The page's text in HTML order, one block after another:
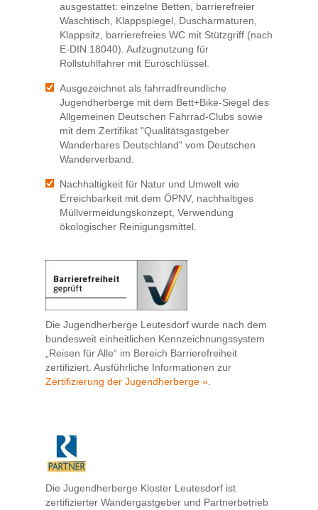
ausgestattet: einzelne Betten, barrierefreier
Waschtisch, Klappspiegel, Duscharmaturen,
Klappsitz, barrierefreies WC mit Stützgriff (nach
E-DIN 18040). Aufzugnutzung für
Rollstuhlfahrer mit Euroschlüssel.
Ausgezeichnet als fahrradfreundliche
Jugendherberge mit dem Bett+Bike-Siegel des
Allgemeinen Deutschen Fahrrad-Clubs sowie
mit dem Zertifikat "Qualitätsgastgeber
Wanderbares Deutschland" vom Deutschen
Wanderverband.
Nachhaltigkeit für Natur und Umwelt wie
Erreichbarkeit mit dem ÖPNV, nachhaltiges
Müllvermeidungskonzept, Verwendung
ökologischer Reinigungsmittel.
Die Jugendherberge Leutesdorf wurde nach dem
bundesweit einheitlichen Kennzeichnungssystem
„Reisen für Alle“ im Bereich Barrierefreiheit
zertifiziert. Ausführliche Informationen zur
Zertifizierung der Jugendherberge ».
Die Jugendherberge Kloster Leutesdorf ist
zertifizierter Wandergastgeber und Partnerbetrieb